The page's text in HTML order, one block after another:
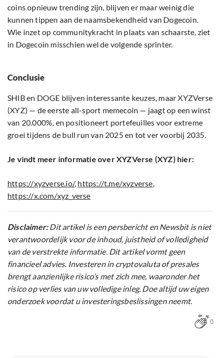
coins opnieuw trending zijn, blijven er maar weinig die
kunnen tippen aan de naamsbekendheid van Dogecoin.
Wie inzet op communitykracht in plaats van schaarste, ziet
in Dogecoin misschien wel de volgende sprinter.
Conclusie
SHIB en DOGE blijven interessante keuzes, maar XYZVerse
(XYZ) — de eerste all-sport memecoin — jaagt op een winst
van 20.000%, en positioneert portefeuilles voor extreme
groei tijdens de bull run van 2025 en tot ver voorbij 2035.
Je vindt meer informatie over XYZVerse (XYZ) hier:
https://xyzverse.io/, https://t.me/xyzverse
https://x.com/xyz_verse
Disclaimer:Dit artikel is een persbericht en Newsbit is niet
verantwoordelijk voor de inhoud, juistheid of volledigheid
van de verstrekte informatie. Dit artikel vormt geen
financieel advies. Investeren in cryptovaluta of presales
brengt aanzienlijke risico’s met zich mee, waaronder het
risico op verlies van uw volledige inleg. Doe altijd uw eigen
onderzoek voordat u investeringsbeslissingen neemt.
0